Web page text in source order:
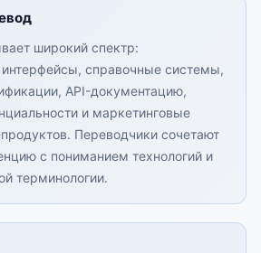
широкий спектр:
интерфейсы, справочные системы,
API-документацию,
и маркетинговые
Переводчики сочетают
с пониманием технологий и
терминологии.